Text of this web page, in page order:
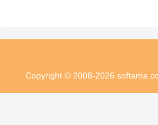
Copyright © 2008-2026